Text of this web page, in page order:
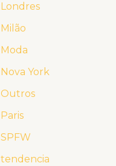
Londres
Milão
Moda
Nova York
Outros
Paris
SPFW
tendencia